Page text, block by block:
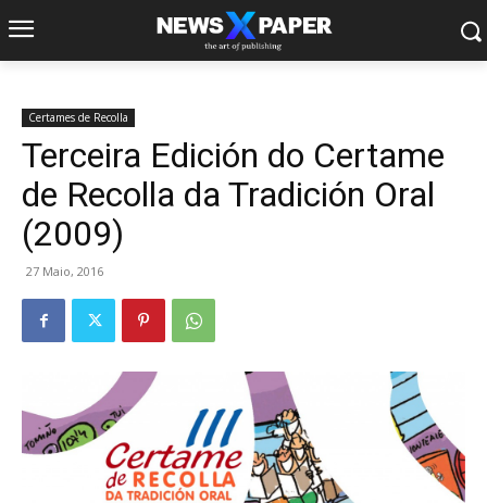
Certames de Recolla
Terceira Edición do Certame
de Recolla da Tradición Oral
(2009)
27 Maio, 2016